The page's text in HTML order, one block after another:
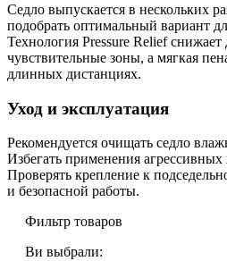
Седло выпускается в нескольких
подобрать оптимальный вариант
Технология Pressure Relief снижает
чувствительные зоны, а мягкая
длинных дистанциях.
Уход и эксплуатация
Рекомендуется очищать седло
Избегать применения агрессивных
Проверять крепление к
и безопасной работы.
Фильтр товаров
Ви выбрали: